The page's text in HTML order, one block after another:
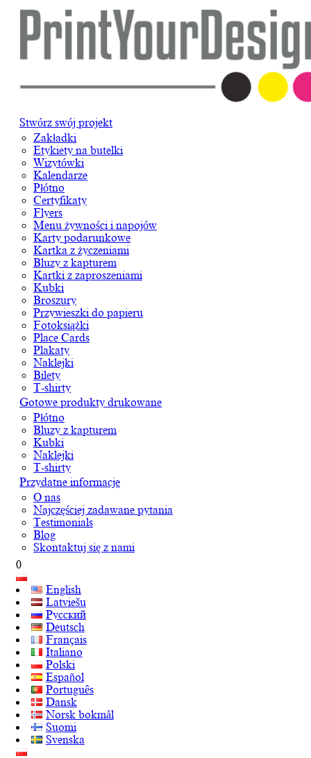
Stwórz swój projekt
Zakładki
Etykiety na butelki
Wizytówki
Kalendarze
Płótno
Certyfikaty
Flyers
Menu żywności i napojów
Karty podarunkowe
Kartka z życzeniami
Bluzy z kapturem
Kartki z zaproszeniami
Kubki
Broszury
Przywieszki do papieru
Fotoksiążki
Place Cards
Plakaty
Naklejki
Bilety
T-shirty
Gotowe produkty drukowane
Płótno
Bluzy z kapturem
Kubki
Naklejki
T-shirty
Przydatne informacje
O nas
Najczęściej zadawane pytania
Testimonials
Blog
Skontaktuj się z nami
0
English
Latviešu
Русский
Deutsch
Français
Italiano
Polski
Español
Português
Dansk
Norsk bokmål
Suomi
Svenska